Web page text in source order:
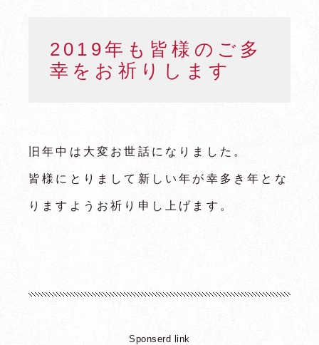
2019年も皆様のご多
幸をお祈りします
旧年中は大変お世話になりました。
皆様にとりまして新しい年が幸多き年とな
りますようお祈り申し上げます。
Sponserd link